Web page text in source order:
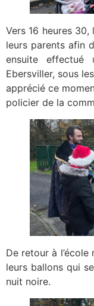
Vers 16 heures
leurs parents afin
ensuite effectué
Ebersviller, sous
apprécié ce
policier de la
De retour à
leurs ballons qui
nuit noire.